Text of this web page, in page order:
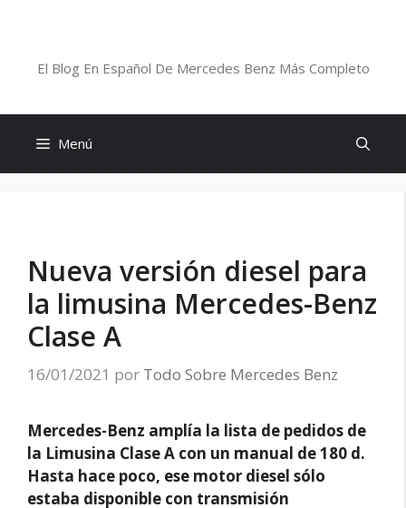
El Blog En Español De Mercedes Benz Más Completo
Menú
Nueva versión diesel para
la limusina Mercedes-Benz
Clase A
16/01/2021 por Todo Sobre Mercedes Benz
Mercedes-Benz amplía la lista de pedidos de
la Limusina Clase A con un manual de 180 d.
Hasta hace poco, ese motor diesel sólo
estaba disponible con transmisión